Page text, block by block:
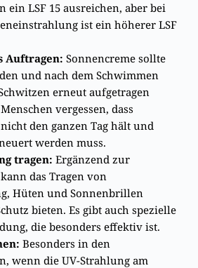
ein LSF 15 ausreichen, aber bei
ist ein höherer LSF
Auftragen: Sonnencreme sollte
und nach dem Schwimmen
erneut aufgetragen
vergessen, dass
den ganzen Tag hält und
werden muss.
tragen: Ergänzend zur
das Tragen von
Hüten und Sonnenbrillen
bieten. Es gibt auch spezielle
die besonders effektiv ist.
Besonders in den
wenn die UV-Strahlung am